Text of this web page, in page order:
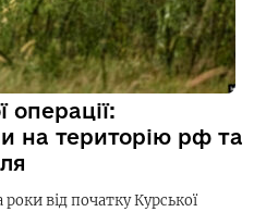
операції:
на територію рф та
від початку Курської